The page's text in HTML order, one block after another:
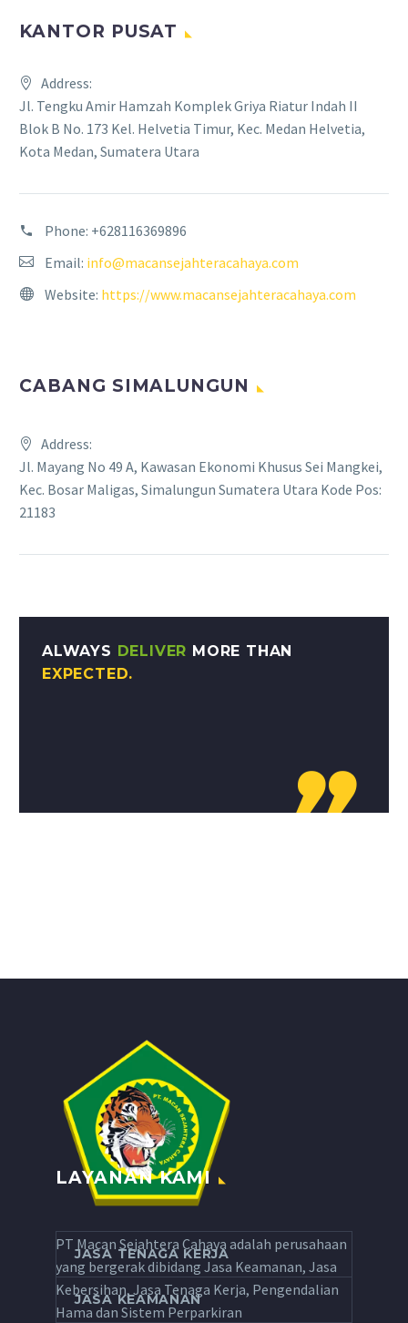
KANTOR PUSAT
Address:
Jl. Tengku Amir Hamzah Komplek Griya Riatur Indah II
Blok B No. 173 Kel. Helvetia Timur, Kec. Medan Helvetia,
Kota Medan, Sumatera Utara
Phone: +628116369896
Email: info@macansejahteracahaya.com
Website: https://www.macansejahteracahaya.com
CABANG SIMALUNGUN
Address:
Jl. Mayang No 49 A, Kawasan Ekonomi Khusus Sei Mangkei,
Kec. Bosar Maligas, Simalungun Sumatera Utara Kode Pos:
21183
ALWAYS DELIVER MORE THAN
EXPECTED.

PT Macan Sejahtera Cahaya adalah perusahaan
yang bergerak dibidang Jasa Keamanan, Jasa
Kebersihan, Jasa Tenaga Kerja, Pengendalian
Hama dan Sistem Perparkiran
LAYANAN KAMI
JASA TENAGA KERJA
JASA KEAMANAN